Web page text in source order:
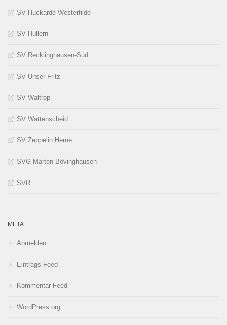
SV Huckarde-Westerfilde
SV Hullern
SV Recklinghausen-Süd
SV Unser Fritz
SV Waltrop
SV Wattenscheid
SV Zeppelin Herne
SVG Marten-Bövinghausen
SVR
META
Anmelden
Eintrags-Feed
Kommentar-Feed
WordPress.org